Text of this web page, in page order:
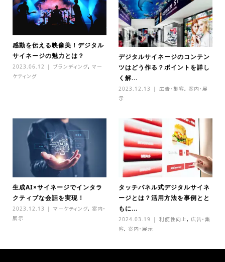
感動を伝える映像美！デジタル
サイネージの魅力とは？
2023.06.12 ブランディング, マー
ケティング
デジタルサイネージのコンテン
ツはどう作る？ポイントを詳し
く解...
2023.12.13 広告・集客,案内・展
示
生成AI×サイネージでインタラ
クティブな会話を実現！
2023.12.13 マーケティング, 案内・
展示
タッチパネル式デジタルサイネ
ージとは？活用方法を事例とと
もに...
2024.03.19 利便性向上,広告・集
客,案内・展示